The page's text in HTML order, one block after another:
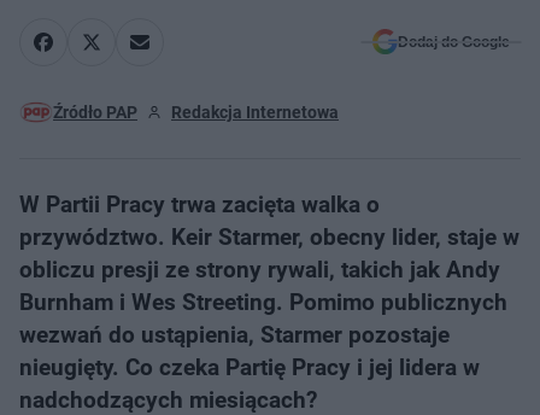
Dodaj do Google
Źródło PAP Redakcja Internetowa
W Partii Pracy trwa zacięta walka o
przywództwo. Keir Starmer, obecny lider, staje w
obliczu presji ze strony rywali, takich jak Andy
Burnham i Wes Streeting. Pomimo publicznych
wezwań do ustąpienia, Starmer pozostaje
nieugięty. Co czeka Partię Pracy i jej lidera w
nadchodzących miesiącach?